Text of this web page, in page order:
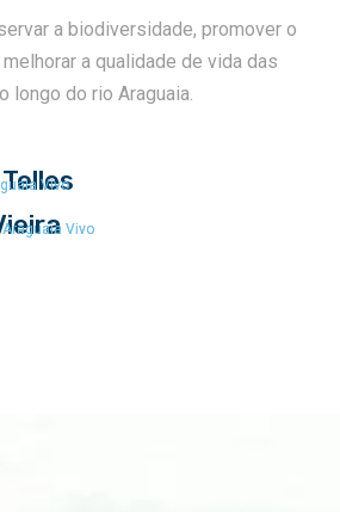
a biodiversidade, promover o
a qualidade de vida das
longo do rio Araguaia.
Vivo
Vivo